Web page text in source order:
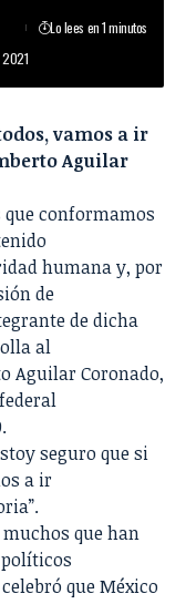
Lo lees en 1 minutos
vamos a ir
Aguilar
que conformamos
humana y, por
de
de dicha
al
Aguilar Coronado,
seguro que si
a ir
que han
que México